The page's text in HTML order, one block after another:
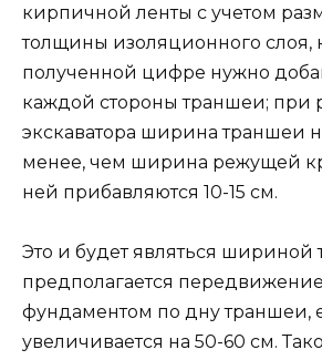
кирпичной ленты с учетом
толщины изоляционного слоя,
полученной цифре нужно
каждой стороны траншеи; при
экскаватора ширина траншеи
менее, чем ширина режущей
ней прибавляются 10-15 см.
Это и будет являться шириной
предполагается
фундаментом по дну траншеи,
увеличивается на 50-60 см.